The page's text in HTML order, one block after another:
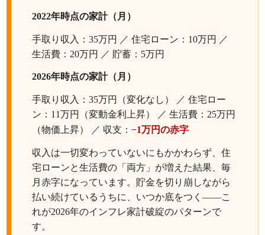
2022年時点の家計（月）
手取り収入：35万円 ／ 住宅ローン：10万円 ／
生活費：20万円 ／ 貯蓄：5万円
2026年時点の家計（月）
手取り収入：35万円（変化なし） ／ 住宅ロー
ン：11万円（変動金利上昇） ／ 生活費：25万円
（物価上昇） ／ 収支：−1万円の赤字
収入は一切変わっていないにもかかわらず、住
宅ローンと生活費の「両方」が増えた結果、毎
月赤字になっています。貯金を切り崩しながら
払い続けているうちに、いつか底をつく——こ
れが2026年のインフレ家計破綻のパターンで
す。